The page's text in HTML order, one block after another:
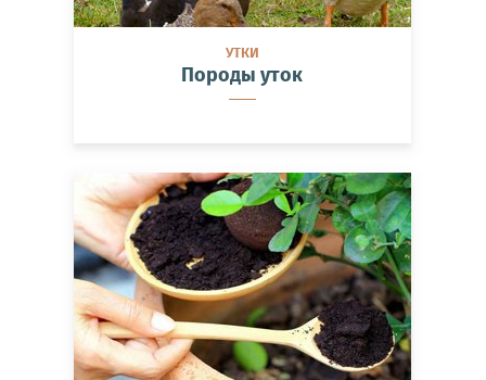
УТКИ
Породы уток